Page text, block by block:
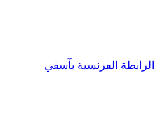
الرابطة الفرنسية بآسفي